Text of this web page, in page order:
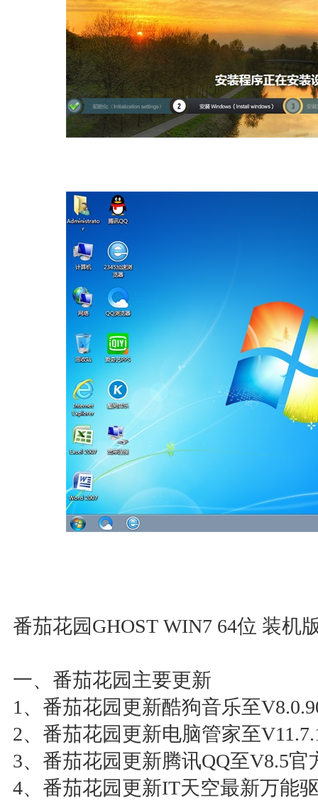
番茄花园GHOST WIN7 64位 装机
一、番茄花园主要更新
1、番茄花园更新酷狗音乐至
2、番茄花园更新电脑管家至
3、番茄花园更新腾讯QQ至V8.5
4、番茄花园更新IT天空最新万能